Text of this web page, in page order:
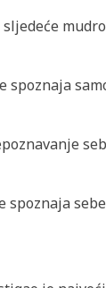
sljedeće
spoznaja